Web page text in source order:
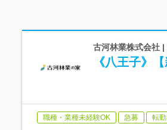
古河林業株式会社
《八王子》
職種・業種未経験OK 急募 転